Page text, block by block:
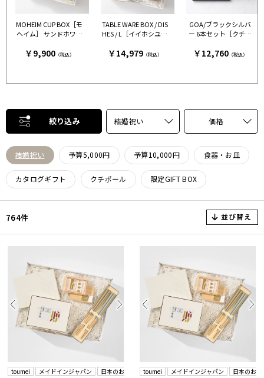
MOHEIM CUP BOX［モ
ヘイム］ サンドホワイ
ム］
￥9,900（税込）
TABLE WARE BOX / DIS
HES / L［イイホシユミ
ー＆ベージュ［イイホ
￥14,979（税込）
GOA/ブラックシルバ
ー 6本セット［クチポ
￥12,760（税込）
絞り込み 結婚祝い 価格
結婚祝い 予算5,000円 予算10,000円 食器・お皿
カタログギフト クチポール 限定GIFT BOX
764件 並び替え
toumei メイドインジャパン 日本のおいしい食べ物
toumei メイドインジャパン 日本のお